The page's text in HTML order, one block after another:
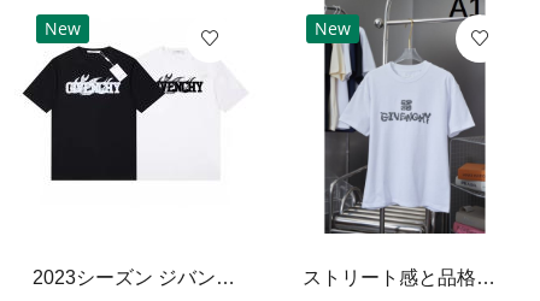
New
2023シーズン ジバンシィ コピー Ｔシャツ 炎 ロゴ プリント コットン生地 GIVENCHY
New
ストリート感と品格が融合した ジバンシィ コピー 半袖Tシャツ GIVENCHY